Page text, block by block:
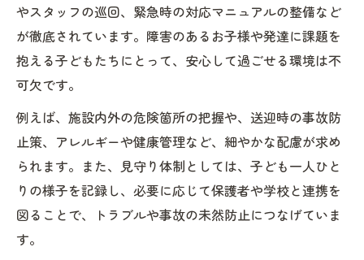
やスタッフの巡回、緊急時の対応マニュアルの整備など
が徹底されています。障害のあるお子様や発達に課題を
抱える子どもたちにとって、安心して過ごせる環境は不
可欠です。
例えば、施設内外の危険箇所の把握や、送迎時の事故防
止策、アレルギーや健康管理など、細やかな配慮が求め
られます。また、見守り体制としては、子ども一人ひと
りの様子を記録し、必要に応じて保護者や学校と連携を
図ることで、トラブルや事故の未然防止につなげていま
す。